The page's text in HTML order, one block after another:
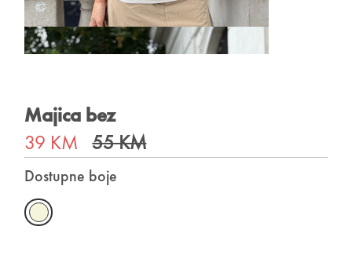
Majica bez
39 KM55 KM
Dostupne boje